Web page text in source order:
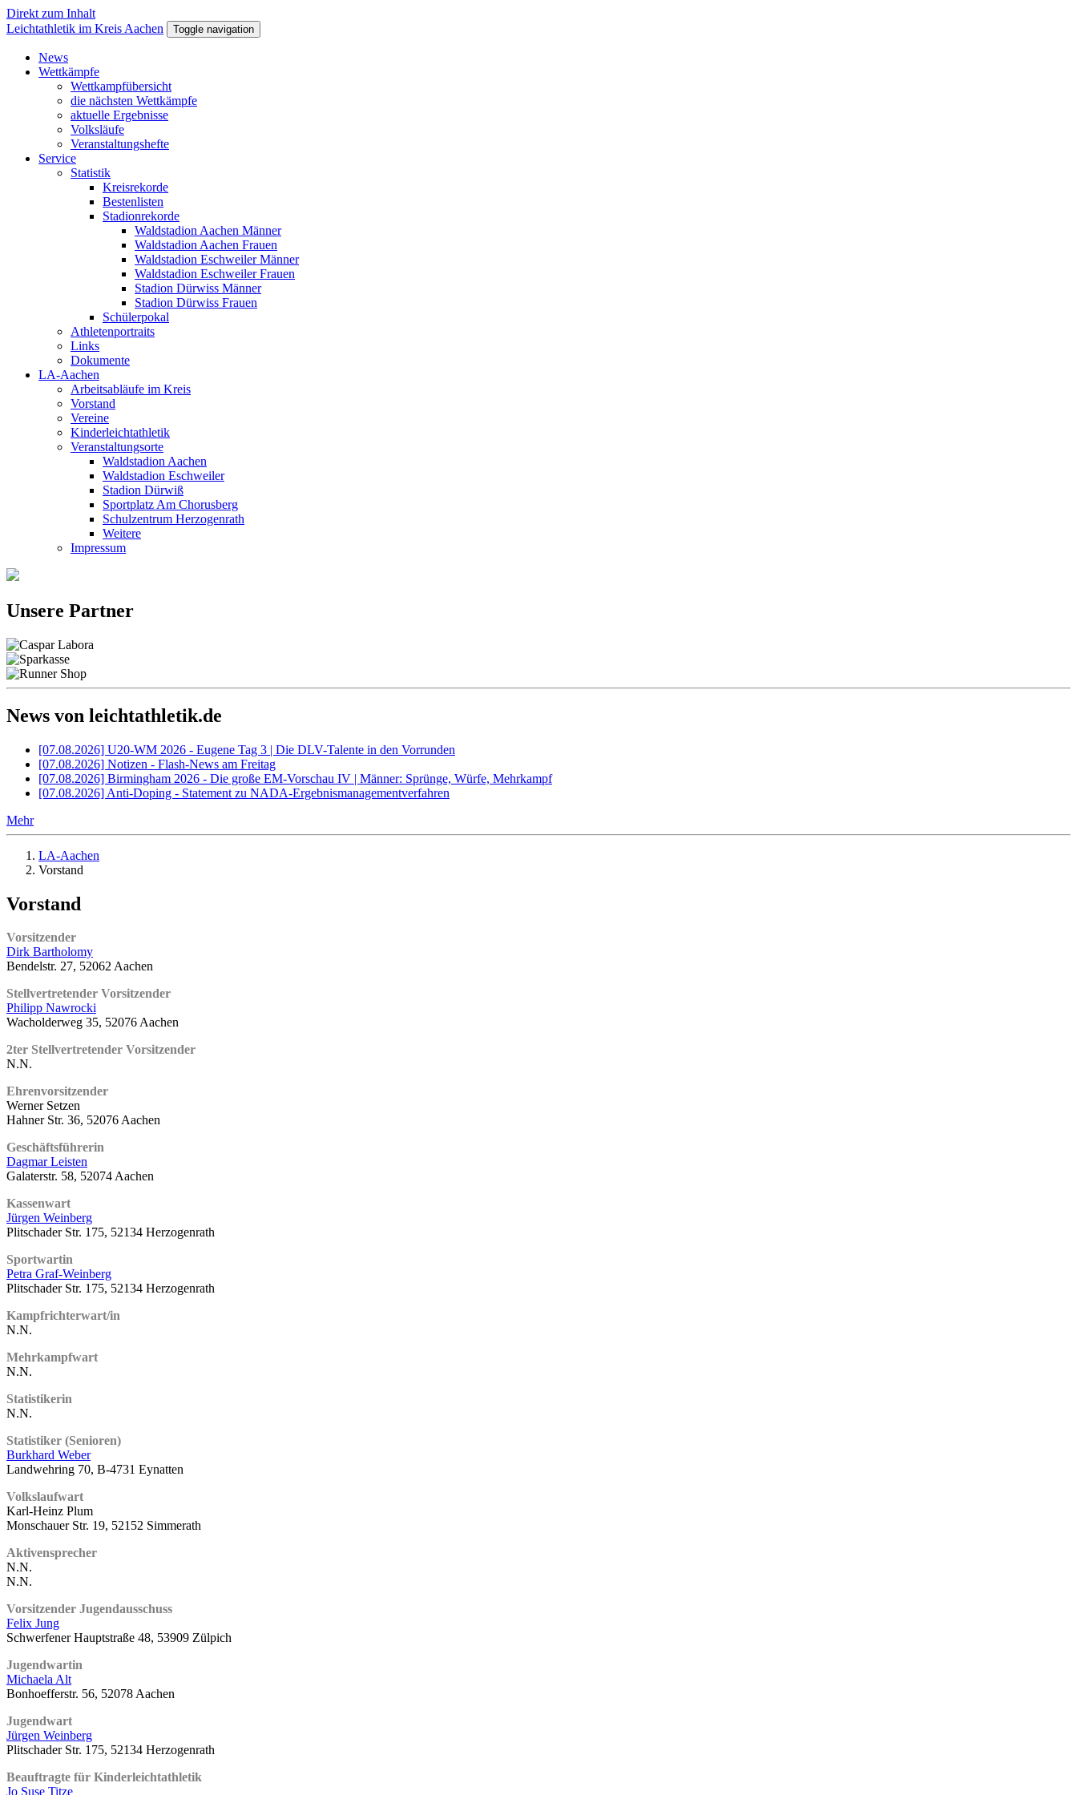
Direkt zum Inhalt
Leichtathletik im Kreis Aachen
Toggle navigation
News
Wettkämpfe
Wettkampfübersicht
die nächsten Wettkämpfe
aktuelle Ergebnisse
Volksläufe
Veranstaltungshefte
Service
Statistik
Kreisrekorde
Bestenlisten
Stadionrekorde
Waldstadion Aachen Männer
Waldstadion Aachen Frauen
Waldstadion Eschweiler Männer
Waldstadion Eschweiler Frauen
Stadion Dürwiss Männer
Stadion Dürwiss Frauen
Schülerpokal
Athletenportraits
Links
Dokumente
LA-Aachen
Arbeitsabläufe im Kreis
Vorstand
Vereine
Kinderleichtathletik
Veranstaltungsorte
Waldstadion Aachen
Waldstadion Eschweiler
Stadion Dürwiß
Sportplatz Am Chorusberg
Schulzentrum Herzogenrath
Weitere
Impressum
Unsere Partner
News von leichtathletik.de
[07.08.2026] U20-WM 2026 - Eugene Tag 3 | Die DLV-Talente in den Vorrunden
[07.08.2026] Notizen - Flash-News am Freitag
[07.08.2026] Birmingham 2026 - Die große EM-Vorschau IV | Männer: Sprünge, Würfe, Mehrkampf
[07.08.2026] Anti-Doping - Statement zu NADA-Ergebnismanagementverfahren
Mehr
LA-Aachen
Vorstand
Vorstand
Vorsitzender
Dirk Bartholomy
Bendelstr. 27, 52062 Aachen
Stellvertretender Vorsitzender
Philipp Nawrocki
Wacholderweg 35, 52076 Aachen
2ter Stellvertretender Vorsitzender
N.N.
Ehrenvorsitzender
Werner Setzen
Hahner Str. 36, 52076 Aachen
Geschäftsführerin
Dagmar Leisten
Galaterstr. 58, 52074 Aachen
Kassenwart
Jürgen Weinberg
Plitschader Str. 175, 52134 Herzogenrath
Sportwartin
Petra Graf-Weinberg
Plitschader Str. 175, 52134 Herzogenrath
Kampfrichterwart/in
N.N.
Mehrkampfwart
N.N.
Statistikerin
N.N.
Statistiker (Senioren)
Burkhard Weber
Landwehring 70, B-4731 Eynatten
Volkslaufwart
Karl-Heinz Plum
Monschauer Str. 19, 52152 Simmerath
Aktivensprecher
N.N.
N.N.
Vorsitzender Jugendausschuss
Felix Jung
Schwerfener Hauptstraße 48, 53909 Zülpich
Jugendwartin
Michaela Alt
Bonhoefferstr. 56, 52078 Aachen
Jugendwart
Jürgen Weinberg
Plitschader Str. 175, 52134 Herzogenrath
Beauftragte für Kinderleichtathletik
Jo Suse Titze